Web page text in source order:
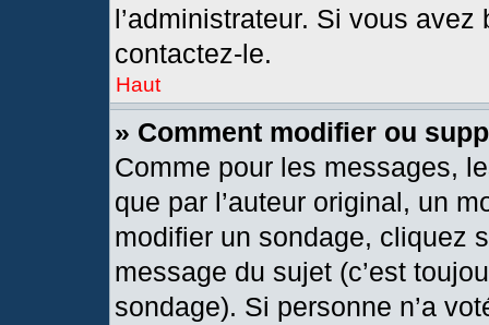
l’administrateur. Si vous
contactez-le.
Haut
» Comment modifier ou
Comme pour les messages,
que par l’auteur original, un
modifier un sondage, cliquez
message du sujet (c’est
sondage). Si personne n’a